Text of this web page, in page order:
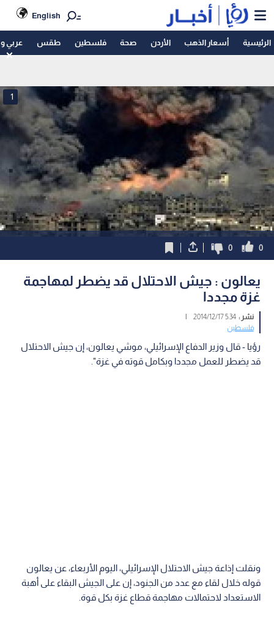
English
الرئيسية أسعار الذهب الأردن صحة فلسطين طقس عربي
1
0
0
يعالون : جيش الاحتلال قد يضطر لمهاجمة
غزة مجددا
نشر :5:34 2014/12/17
|
فلسطين
رؤيا - قال وزير الدفاع الإسرائيلي، موشي يعالون، إن جيش الاحتلال
قد يضطر للعمل مجددا وبكامل قوته في غزة".
ونقلت إذاعة جيش الاحتلال الإسرائيلي، اليوم الأربعاء، عن يعالون
قوله خلال لقاء مع عدد من الجنود، إن على الجيش البقاء على أهبة
الاستعداد لاحتمالات مهاجمة قطاع غزة بكل قوة.